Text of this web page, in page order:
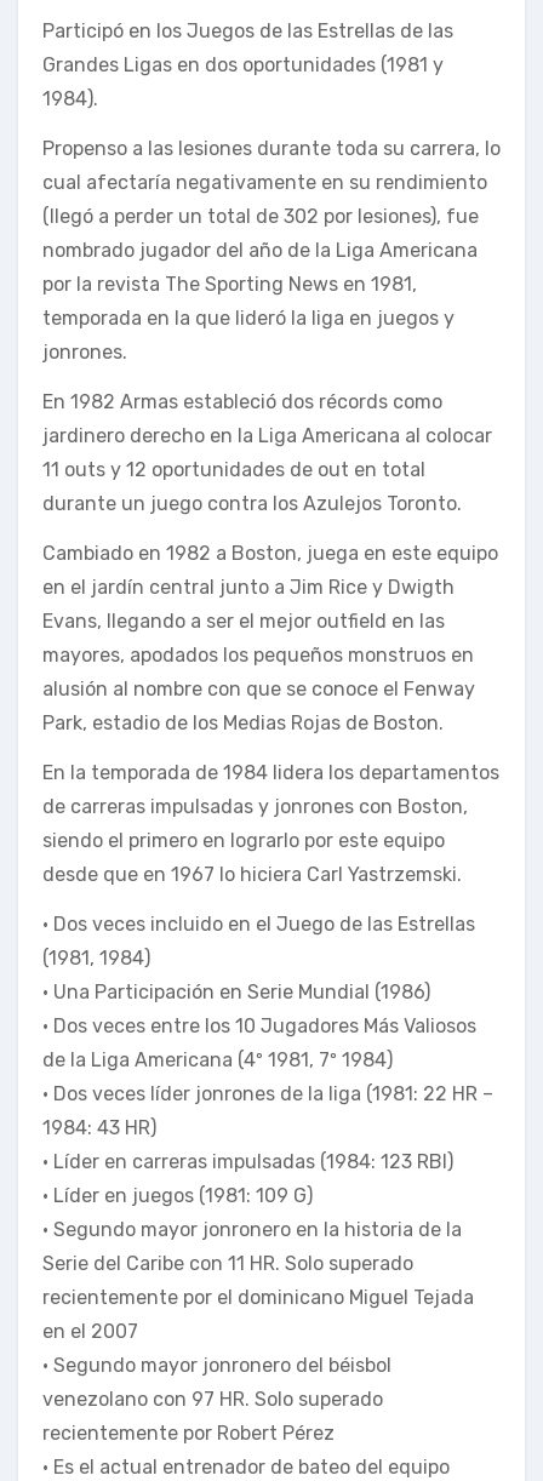
Participó en los Juegos de las Estrellas de las
Grandes Ligas en dos oportunidades (1981 y
1984).
Propenso a las lesiones durante toda su carrera, lo
cual afectaría negativamente en su rendimiento
(llegó a perder un total de 302 por lesiones), fue
nombrado jugador del año de la Liga Americana
por la revista The Sporting News en 1981,
temporada en la que lideró la liga en juegos y
jonrones.
En 1982 Armas estableció dos récords como
jardinero derecho en la Liga Americana al colocar
11 outs y 12 oportunidades de out en total
durante un juego contra los Azulejos Toronto.
Cambiado en 1982 a Boston, juega en este equipo
en el jardín central junto a Jim Rice y Dwigth
Evans, llegando a ser el mejor outfield en las
mayores, apodados los pequeños monstruos en
alusión al nombre con que se conoce el Fenway
Park, estadio de los Medias Rojas de Boston.
En la temporada de 1984 lidera los departamentos
de carreras impulsadas y jonrones con Boston,
siendo el primero en lograrlo por este equipo
desde que en 1967 lo hiciera Carl Yastrzemski.
• Dos veces incluido en el Juego de las Estrellas
(1981, 1984)
• Una Participación en Serie Mundial (1986)
• Dos veces entre los 10 Jugadores Más Valiosos
de la Liga Americana (4º 1981, 7º 1984)
• Dos veces líder jonrones de la liga (1981: 22 HR –
1984: 43 HR)
• Líder en carreras impulsadas (1984: 123 RBI)
• Líder en juegos (1981: 109 G)
• Segundo mayor jonronero en la historia de la
Serie del Caribe con 11 HR. Solo superado
recientemente por el dominicano Miguel Tejada
en el 2007
• Segundo mayor jonronero del béisbol
venezolano con 97 HR. Solo superado
recientemente por Robert Pérez
• Es el actual entrenador de bateo del equipo